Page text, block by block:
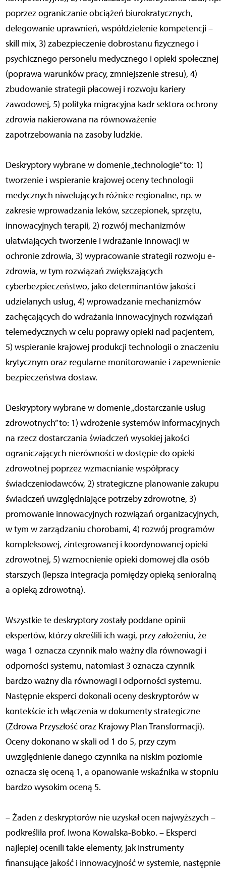
poprzez ograniczanie obciążeń biurokratycznych,
delegowanie uprawnień, współdzielenie kompetencji –
skill mix, 3) zabezpieczenie dobrostanu fizycznego i
psychicznego personelu medycznego i opieki społecznej
(poprawa warunków pracy, zmniejszenie stresu), 4)
zbudowanie strategii płacowej i rozwoju kariery
zawodowej, 5) polityka migracyjna kadr sektora ochrony
zdrowia nakierowana na równoważenie
zapotrzebowania na zasoby ludzkie.
Deskryptory wybrane w domenie „technologie” to: 1)
tworzenie i wspieranie krajowej oceny technologii
medycznych niwelujących różnice regionalne, np. w
zakresie wprowadzania leków, szczepionek, sprzętu,
innowacyjnych terapii, 2) rozwój mechanizmów
ułatwiających tworzenie i wdrażanie innowacji w
ochronie zdrowia, 3) wypracowanie strategii rozwoju e-
zdrowia, w tym rozwiązań zwiększających
cyberbezpieczeństwo, jako determinantów jakości
udzielanych usług, 4) wprowadzanie mechanizmów
zachęcających do wdrażania innowacyjnych rozwiązań
telemedycznych w celu poprawy opieki nad pacjentem,
5) wspieranie krajowej produkcji technologii o znaczeniu
krytycznym oraz regularne monitorowanie i zapewnienie
bezpieczeństwa dostaw.
Deskryptory wybrane w domenie „dostarczanie usług
zdrowotnych” to: 1) wdrożenie systemów informacyjnych
na rzecz dostarczania świadczeń wysokiej jakości
ograniczających nierówności w dostępie do opieki
zdrowotnej poprzez wzmacnianie współpracy
świadczeniodawców, 2) strategiczne planowanie zakupu
świadczeń uwzględniające potrzeby zdrowotne, 3)
promowanie innowacyjnych rozwiązań organizacyjnych,
w tym w zarządzaniu chorobami, 4) rozwój programów
kompleksowej, zintegrowanej i koordynowanej opieki
zdrowotnej, 5) wzmocnienie opieki domowej dla osób
starszych (lepsza integracja pomiędzy opieką senioralną
a opieką zdrowotną).
Wszystkie te deskryptory zostały poddane opinii
ekspertów, którzy określili ich wagi, przy założeniu, że
waga 1 oznacza czynnik mało ważny dla równowagi i
odporności systemu, natomiast 3 oznacza czynnik
bardzo ważny dla równowagi i odporności systemu.
Następnie eksperci dokonali oceny deskryptorów w
kontekście ich włączenia w dokumenty strategiczne
(Zdrowa Przyszłość oraz Krajowy Plan Transformacji).
Oceny dokonano w skali od 1 do 5, przy czym
uwzględnienie danego czynnika na niskim poziomie
oznacza się oceną 1, a opanowanie wskaźnika w stopniu
bardzo wysokim oceną 5.
– Żaden z deskryptorów nie uzyskał ocen najwyższych –
podkreśliła prof. Iwona Kowalska-Bobko. – Eksperci
najlepiej ocenili takie elementy, jak instrumenty
finansujące jakość i innowacyjność w systemie, następnie